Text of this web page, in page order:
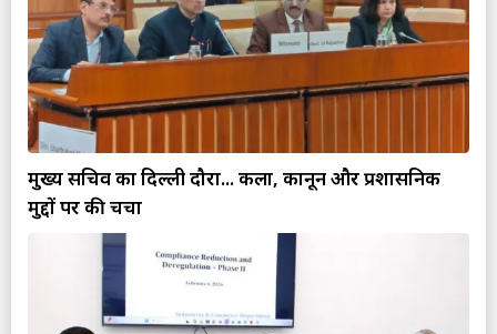
मुख्य सचिव का दिल्ली दौरा... कला, कानून और प्रशासनिक
मुद्दों पर की चर्चा